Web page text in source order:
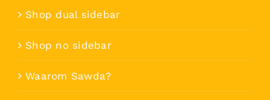
Shop dual sidebar
Shop no sidebar
Waarom Sawda?